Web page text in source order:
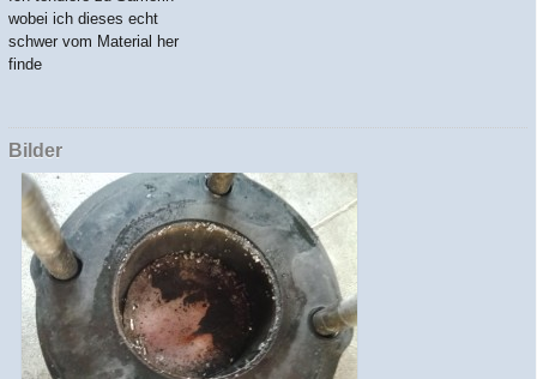
wobei ich dieses echt
schwer vom Material her
finde
Bilder